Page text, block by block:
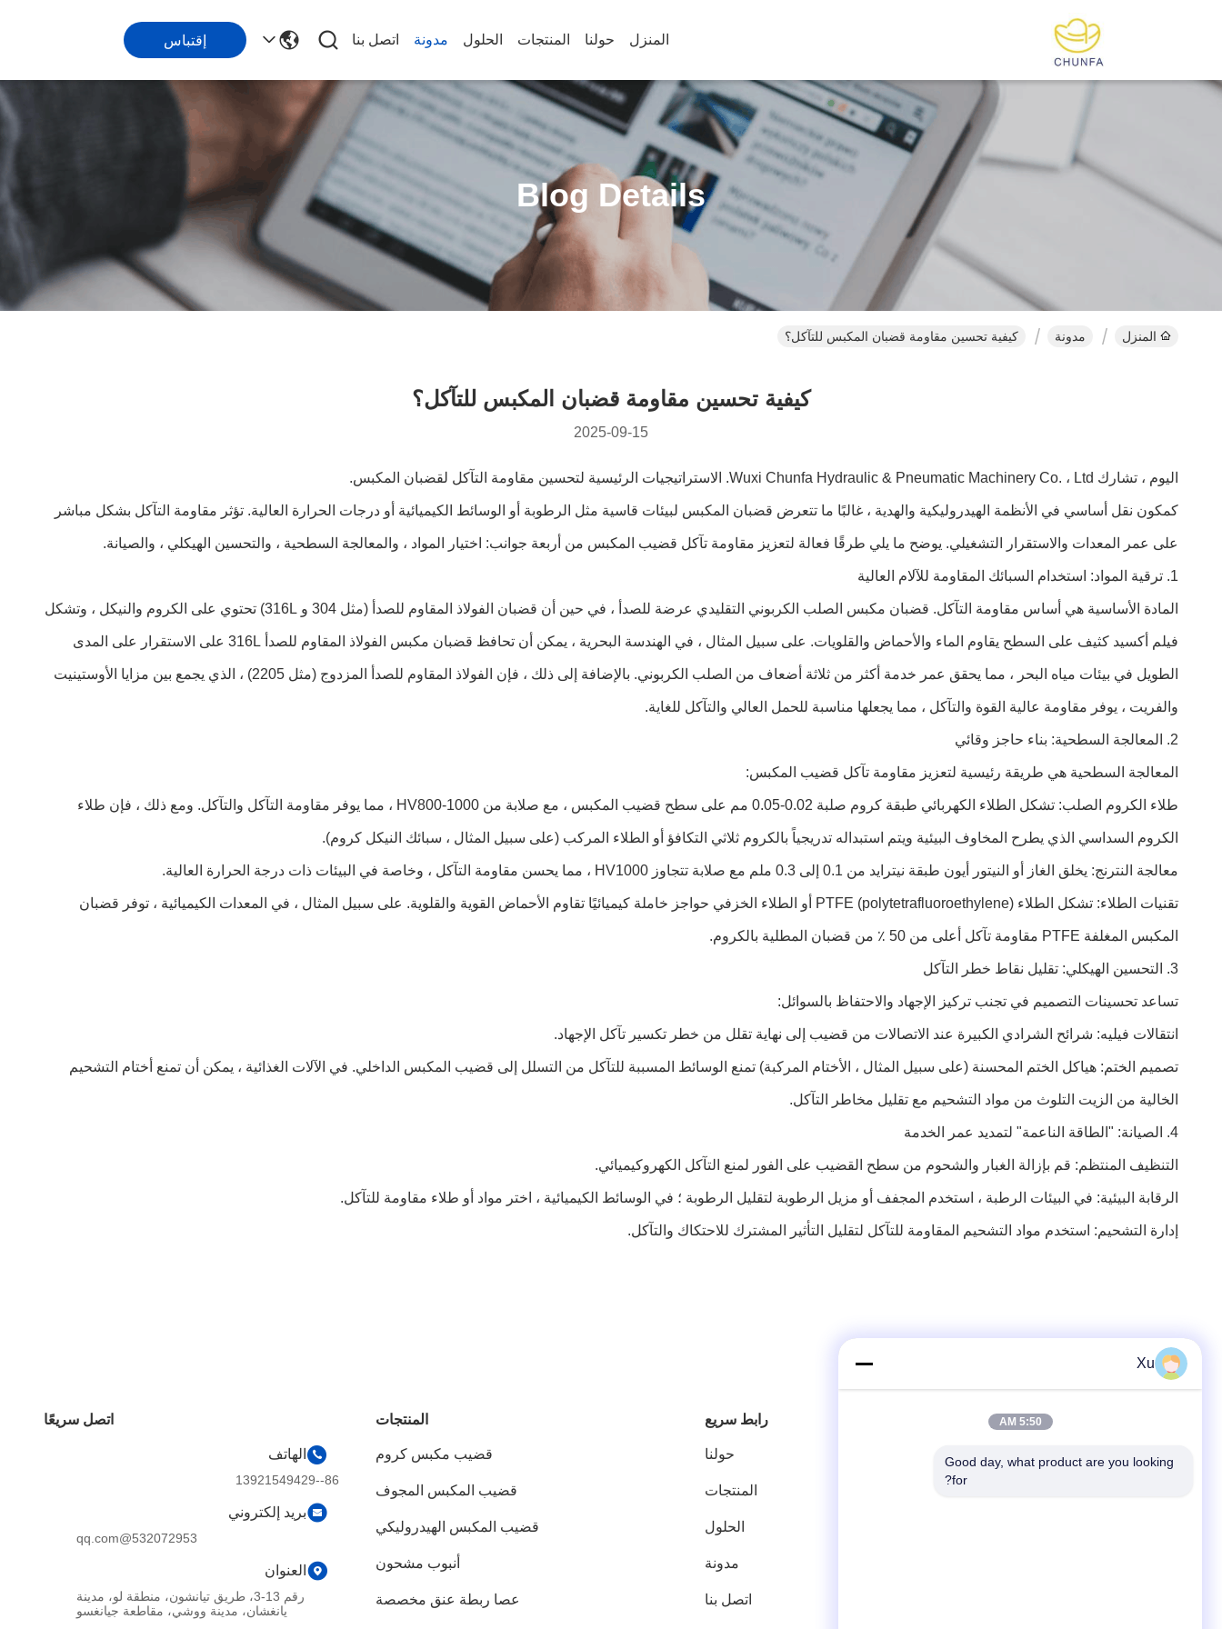
المنزل حولنا المنتجات الحلول مدونة اتصل بنا إقتباس
Blog Details
المنزل مدونة كيفية تحسين مقاومة قضبان المكبس للتآكل؟
كيفية تحسين مقاومة قضبان المكبس للتآكل؟
2025-09-15
اليوم ، تشارك Wuxi Chunfa Hydraulic & Pneumatic Machinery Co. ، Ltd. الاستراتيجيات الرئيسية لتحسين مقاومة التآكل لقضبان المكبس.
كمكون نقل أساسي في الأنظمة الهيدروليكية والهدية ، غالبًا ما تتعرض قضبان المكبس لبيئات قاسية مثل الرطوبة أو الوسائط الكيميائية أو درجات الحرارة العالية. تؤثر مقاومة التآكل بشكل مباشر
على عمر المعدات والاستقرار التشغيلي. يوضح ما يلي طرقًا فعالة لتعزيز مقاومة تآكل قضيب المكبس من أربعة جوانب: اختيار المواد ، والمعالجة السطحية ، والتحسين الهيكلي ، والصيانة.
1. ترقية المواد: استخدام السبائك المقاومة للآلام العالية
المادة الأساسية هي أساس مقاومة التآكل. قضبان مكبس الصلب الكربوني التقليدي عرضة للصدأ ، في حين أن قضبان الفولاذ المقاوم للصدأ (مثل 304 و 316L) تحتوي على الكروم والنيكل ، وتشكل
فيلم أكسيد كثيف على السطح يقاوم الماء والأحماض والقلويات. على سبيل المثال ، في الهندسة البحرية ، يمكن أن تحافظ قضبان مكبس الفولاذ المقاوم للصدأ 316L على الاستقرار على المدى
الطويل في بيئات مياه البحر ، مما يحقق عمر خدمة أكثر من ثلاثة أضعاف من الصلب الكربوني. بالإضافة إلى ذلك ، فإن الفولاذ المقاوم للصدأ المزدوج (مثل 2205) ، الذي يجمع بين مزايا الأوستينيت
والفريت ، يوفر مقاومة عالية القوة والتآكل ، مما يجعلها مناسبة للحمل العالي والتآكل للغاية.
2. المعالجة السطحية: بناء حاجز وقائي
المعالجة السطحية هي طريقة رئيسية لتعزيز مقاومة تآكل قضيب المكبس:
طلاء الكروم الصلب: تشكل الطلاء الكهربائي طبقة كروم صلبة 0.02-0.05 مم على سطح قضيب المكبس ، مع صلابة من HV800-1000 ، مما يوفر مقاومة التآكل والتآكل. ومع ذلك ، فإن طلاء
الكروم السداسي الذي يطرح المخاوف البيئية ويتم استبداله تدريجياً بالكروم ثلاثي التكافؤ أو الطلاء المركب (على سبيل المثال ، سبائك النيكل كروم).
معالجة النترنج: يخلق الغاز أو النيتور أيون طبقة نيترايد من 0.1 إلى 0.3 ملم مع صلابة تتجاوز HV1000 ، مما يحسن مقاومة التآكل ، وخاصة في البيئات ذات درجة الحرارة العالية.
تقنيات الطلاء: تشكل الطلاء PTFE (polytetrafluoroethylene) أو الطلاء الخزفي حواجز خاملة كيميائيًا تقاوم الأحماض القوية والقلوية. على سبيل المثال ، في المعدات الكيميائية ، توفر قضبان
المكبس المغلفة PTFE مقاومة تآكل أعلى من 50 ٪ من قضبان المطلية بالكروم.
3. التحسين الهيكلي: تقليل نقاط خطر التآكل
تساعد تحسينات التصميم في تجنب تركيز الإجهاد والاحتفاظ بالسوائل:
انتقالات فيليه: شرائح الشرادي الكبيرة عند الاتصالات من قضيب إلى نهاية تقلل من خطر تكسير تآكل الإجهاد.
تصميم الختم: هياكل الختم المحسنة (على سبيل المثال ، الأختام المركبة) تمنع الوسائط المسببة للتآكل من التسلل إلى قضيب المكبس الداخلي. في الآلات الغذائية ، يمكن أن تمنع أختام التشحيم
الخالية من الزيت التلوث من مواد التشحيم مع تقليل مخاطر التآكل.
4. الصيانة: "الطاقة الناعمة" لتمديد عمر الخدمة
التنظيف المنتظم: قم بإزالة الغبار والشحوم من سطح القضيب على الفور لمنع التآكل الكهروكيميائي.
الرقابة البيئية: في البيئات الرطبة ، استخدم المجفف أو مزيل الرطوبة لتقليل الرطوبة ؛ في الوسائط الكيميائية ، اختر مواد أو طلاء مقاومة للتآكل.
إدارة التشحيم: استخدم مواد التشحيم المقاومة للتآكل لتقليل التأثير المشترك للاحتكاك والتآكل.
رابط سريع
حولنا
المنتجات
الحلول
مدونة
اتصل بنا
المنتجات
قضيب مكبس كروم
قضيب المكبس المجوف
قضيب المكبس الهيدروليكي
أنبوب مشحون
عصا ربطة عنق مخصصة
اتصل سريعًا
الهاتف
86--13921549429
بريد إلكتروني
532072953@qq.com
العنوان
رقم 13-3، طريق تيانشون، منطقة لو، مدينة
يانغشان، مدينة ووشي، مقاطعة جيانغسو
Xu
5:50 AM
Good day, what product are you looking
for?